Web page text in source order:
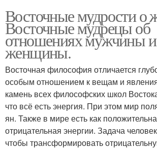
Восточные мудрости о
Восточные мудрецы об
отношениях мужчины и
женщины.
Восточная философия отличается
особым отношением к вещам и
камень всех философских школ
что всё есть энергия. При этом мир
ян. Также в мире есть как
отрицательная энергии. Задача
чтобы трансформировать